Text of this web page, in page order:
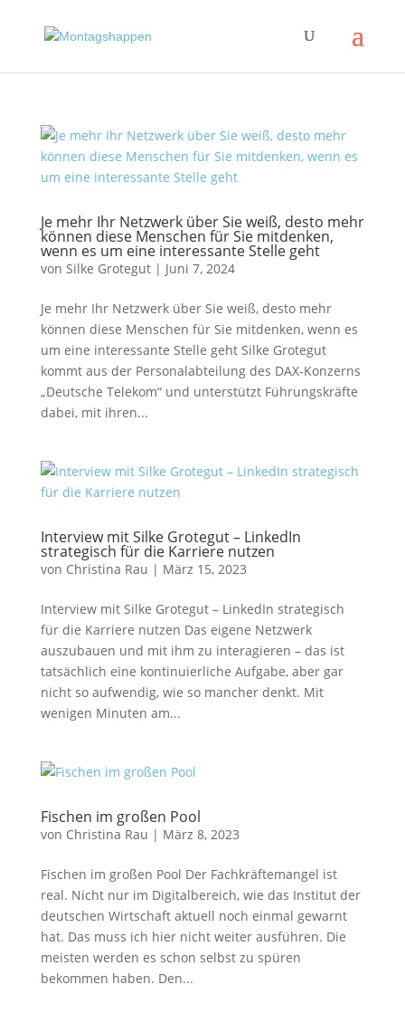
Je mehr Ihr Netzwerk über Sie weiß, desto mehr
können diese Menschen für Sie mitdenken,
wenn es um eine interessante Stelle geht
von Silke Grotegut| Juni 7, 2024
Je mehr Ihr Netzwerk über Sie weiß, desto mehr
können diese Menschen für Sie mitdenken, wenn es
um eine interessante Stelle geht Silke Grotegut
kommt aus der Personalabteilung des DAX-Konzerns
„Deutsche Telekom“ und unterstützt Führungskräfte
dabei, mit ihren...
Interview mit Silke Grotegut – LinkedIn
strategisch für die Karriere nutzen
von Christina Rau | März 15, 2023
Interview mit Silke Grotegut – LinkedIn strategisch
für die Karriere nutzen Das eigene Netzwerk
auszubauen und mit ihm zu interagieren – das ist
tatsächlich eine kontinuierliche Aufgabe, aber gar
nicht so aufwendig, wie so mancher denkt. Mit
wenigen Minuten am...
Fischen im großen Pool
von Christina Rau | März 8, 2023
Fischen im großen Pool Der Fachkräftemangel ist
real. Nicht nur im Digitalbereich, wie das Institut der
deutschen Wirtschaft aktuell noch einmal gewarnt
hat. Das muss ich hier nicht weiter ausführen. Die
meisten werden es schon selbst zu spüren
bekommen haben. Den...